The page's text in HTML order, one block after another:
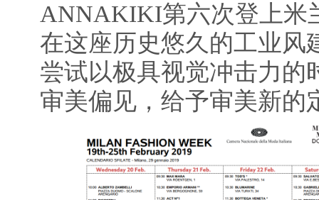
ANNAKIKI第六次登上米
在这座历史悠久的工业
尝试以极具视觉冲击力的
审美偏见，给予审美新的